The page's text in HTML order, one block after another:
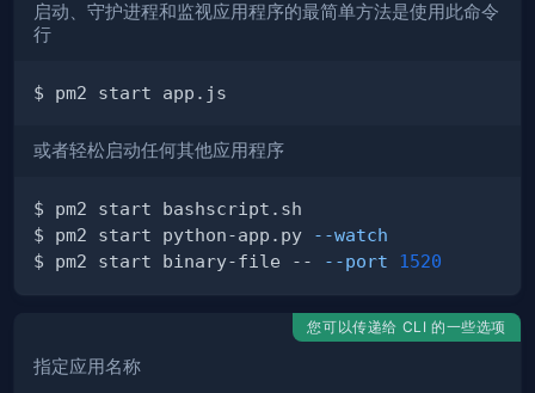
启动、守护进程和监视应用程序的最简单方法是使用此命令
行
或者轻松启动任何其他应用程序
$ pm2 start python-app.py
--watch
$ pm2 start binary-file --
--port 1520
您可以传递给 CLI 的一些选项
指定应用名称